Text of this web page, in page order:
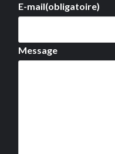
E-mail(obligatoire)
Message